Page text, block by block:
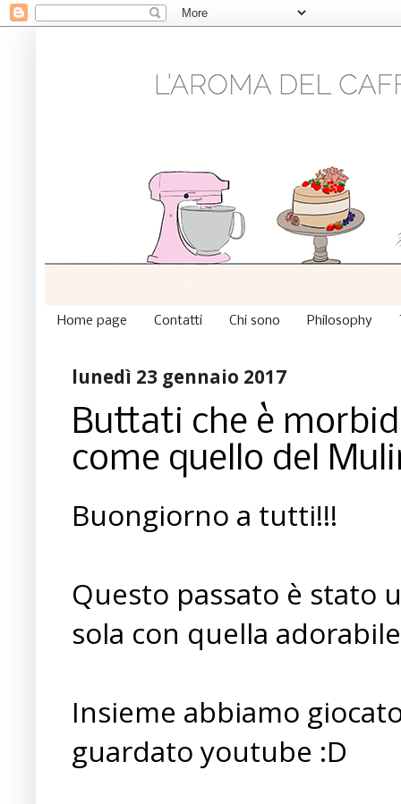
Home page Contatti Chi sono Philosophy
lunedì 23 gennaio 2017
Buttati che è
come quello del
Buongiorno a tutti!!!
Questo passato è stato
sola con quella
Insieme abbiamo
guardato youtube :D